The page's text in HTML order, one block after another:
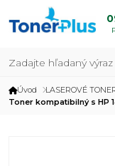
Úvod LASEROVÉ
Toner kompatibilný s HP